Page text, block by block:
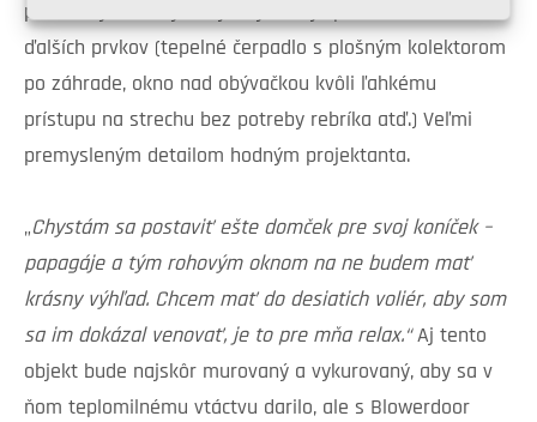
presklený roh obývacej izby. Ten je podobne ako veľa
ďalších prvkov (tepelné čerpadlo s plošným kolektorom
po záhrade, okno nad obývačkou kvôli ľahkému
prístupu na strechu bez potreby rebríka atď.) Veľmi
premysleným detailom hodným projektanta.
„Chystám sa postaviť ešte domček pre svoj koníček –
papagáje a tým rohovým oknom na ne budem mať
krásny výhľad. Chcem mať do desiatich voliér, aby som
sa im dokázal venovať, je to pre mňa relax.“Aj tento
objekt bude najskôr murovaný a vykurovaný, aby sa v
ňom teplomilnému vtáctvu darilo, ale s Blowerdoor